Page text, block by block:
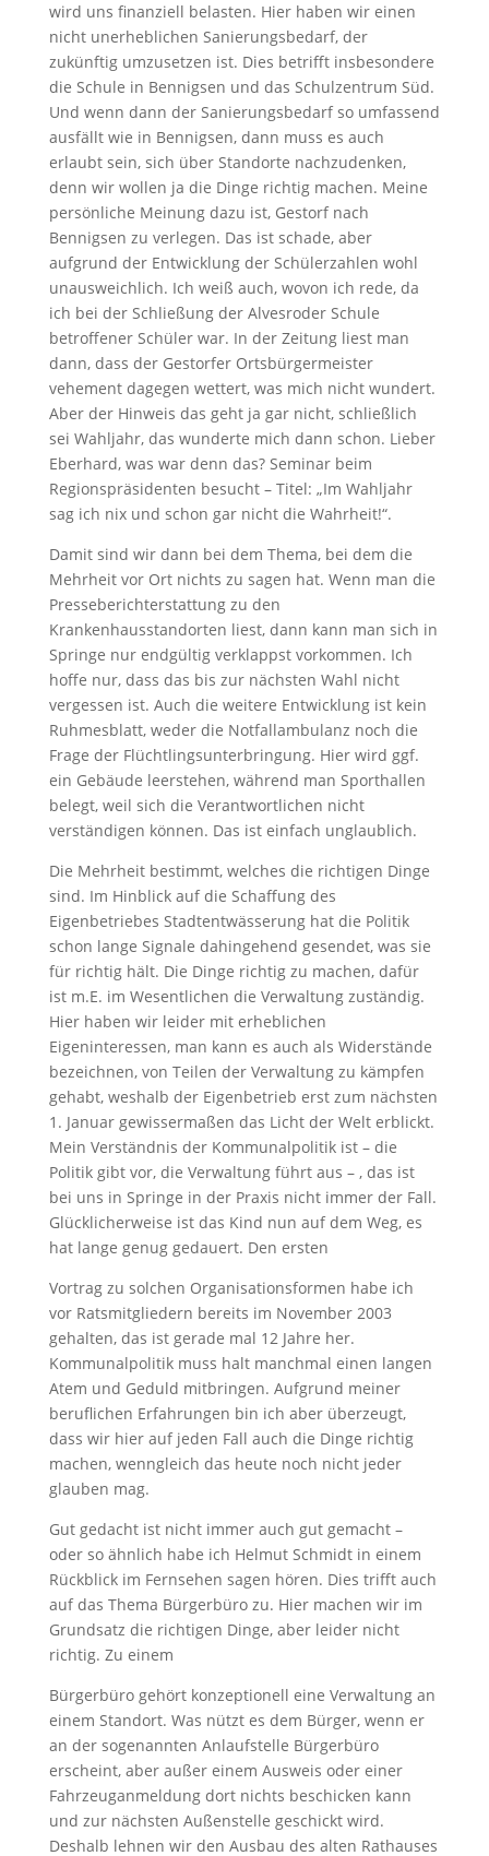
wird uns finanziell belasten. Hier haben wir einen
nicht unerheblichen Sanierungsbedarf, der
zukünftig umzusetzen ist. Dies betrifft insbesondere
die Schule in Bennigsen und das Schulzentrum Süd.
Und wenn dann der Sanierungsbedarf so umfassend
ausfällt wie in Bennigsen, dann muss es auch
erlaubt sein, sich über Standorte nachzudenken,
denn wir wollen ja die Dinge richtig machen. Meine
persönliche Meinung dazu ist, Gestorf nach
Bennigsen zu verlegen. Das ist schade, aber
aufgrund der Entwicklung der Schülerzahlen wohl
unausweichlich. Ich weiß auch, wovon ich rede, da
ich bei der Schließung der Alvesroder Schule
betroffener Schüler war. In der Zeitung liest man
dann, dass der Gestorfer Ortsbürgermeister
vehement dagegen wettert, was mich nicht wundert.
Aber der Hinweis das geht ja gar nicht, schließlich
sei Wahljahr, das wunderte mich dann schon. Lieber
Eberhard, was war denn das? Seminar beim
Regionspräsidenten besucht – Titel: „Im Wahljahr
sag ich nix und schon gar nicht die Wahrheit!“.
Damit sind wir dann bei dem Thema, bei dem die
Mehrheit vor Ort nichts zu sagen hat. Wenn man die
Presseberichterstattung zu den
Krankenhausstandorten liest, dann kann man sich in
Springe nur endgültig verklappst vorkommen. Ich
hoffe nur, dass das bis zur nächsten Wahl nicht
vergessen ist. Auch die weitere Entwicklung ist kein
Ruhmesblatt, weder die Notfallambulanz noch die
Frage der Flüchtlingsunterbringung. Hier wird ggf.
ein Gebäude leerstehen, während man Sporthallen
belegt, weil sich die Verantwortlichen nicht
verständigen können. Das ist einfach unglaublich.
Die Mehrheit bestimmt, welches die richtigen Dinge
sind. Im Hinblick auf die Schaffung des
Eigenbetriebes Stadtentwässerung hat die Politik
schon lange Signale dahingehend gesendet, was sie
für richtig hält. Die Dinge richtig zu machen, dafür
ist m.E. im Wesentlichen die Verwaltung zuständig.
Hier haben wir leider mit erheblichen
Eigeninteressen, man kann es auch als Widerstände
bezeichnen, von Teilen der Verwaltung zu kämpfen
gehabt, weshalb der Eigenbetrieb erst zum nächsten
1. Januar gewissermaßen das Licht der Welt erblickt.
Mein Verständnis der Kommunalpolitik ist – die
Politik gibt vor, die Verwaltung führt aus – , das ist
bei uns in Springe in der Praxis nicht immer der Fall.
Glücklicherweise ist das Kind nun auf dem Weg, es
hat lange genug gedauert. Den ersten
Vortrag zu solchen Organisationsformen habe ich
vor Ratsmitgliedern bereits im November 2003
gehalten, das ist gerade mal 12 Jahre her.
Kommunalpolitik muss halt manchmal einen langen
Atem und Geduld mitbringen. Aufgrund meiner
beruflichen Erfahrungen bin ich aber überzeugt,
dass wir hier auf jeden Fall auch die Dinge richtig
machen, wenngleich das heute noch nicht jeder
glauben mag.
Gut gedacht ist nicht immer auch gut gemacht –
oder so ähnlich habe ich Helmut Schmidt in einem
Rückblick im Fernsehen sagen hören. Dies trifft auch
auf das Thema Bürgerbüro zu. Hier machen wir im
Grundsatz die richtigen Dinge, aber leider nicht
richtig. Zu einem
Bürgerbüro gehört konzeptionell eine Verwaltung an
einem Standort. Was nützt es dem Bürger, wenn er
an der sogenannten Anlaufstelle Bürgerbüro
erscheint, aber außer einem Ausweis oder einer
Fahrzeuganmeldung dort nichts beschicken kann
und zur nächsten Außenstelle geschickt wird.
Deshalb lehnen wir den Ausbau des alten Rathauses